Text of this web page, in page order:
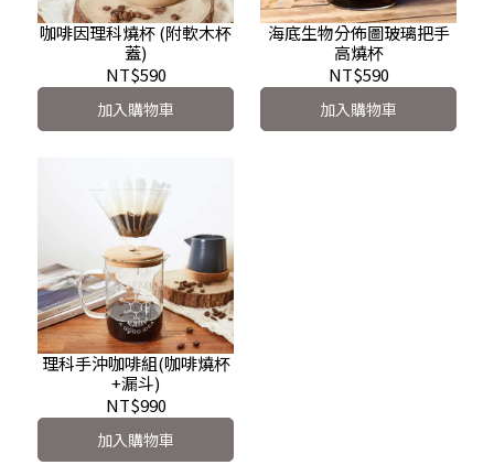
咖啡因理科燒杯 (附軟木杯
蓋)
NT$590
加入購物車
海底生物分佈圖玻璃把手
高燒杯
NT$590
加入購物車
理科手沖咖啡組(咖啡燒杯
+漏斗)
NT$990
加入購物車